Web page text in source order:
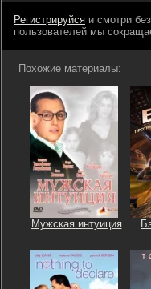
Регистрируйся и смотри
пользователей мы
Похожие материалы:
Мужская интуиция